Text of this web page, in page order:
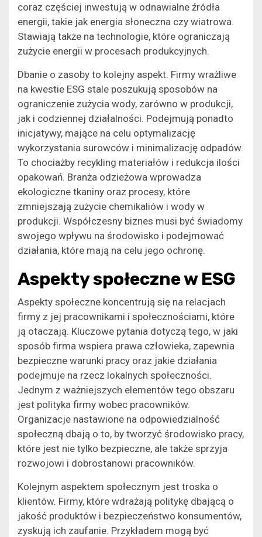
coraz częściej inwestują w odnawialne źródła
energii, takie jak energia słoneczna czy wiatrowa.
Stawiają także na technologie, które ograniczają
zużycie energii w procesach produkcyjnych.
Dbanie o zasoby to kolejny aspekt. Firmy wrażliwe
na kwestie ESG stale poszukują sposobów na
ograniczenie zużycia wody, zarówno w produkcji,
jak i codziennej działalności. Podejmują ponadto
inicjatywy, mające na celu optymalizację
wykorzystania surowców i minimalizację odpadów.
To chociażby recykling materiałów i redukcja ilości
opakowań. Branża odzieżowa wprowadza
ekologiczne tkaniny oraz procesy, które
zmniejszają zużycie chemikaliów i wody w
produkcji. Współczesny biznes musi być świadomy
swojego wpływu na środowisko i podejmować
działania, które mają na celu jego ochronę.
Aspekty społeczne w ESG
Aspekty społeczne koncentrują się na relacjach
firmy z jej pracownikami i społecznościami, które
ją otaczają. Kluczowe pytania dotyczą tego, w jaki
sposób firma wspiera prawa człowieka, zapewnia
bezpieczne warunki pracy oraz jakie działania
podejmuje na rzecz lokalnych społeczności.
Jednym z ważniejszych elementów tego obszaru
jest polityka firmy wobec pracowników.
Organizacje nastawione na odpowiedzialność
społeczną dbają o to, by tworzyć środowisko pracy,
które jest nie tylko bezpieczne, ale także sprzyja
rozwojowi i dobrostanowi pracowników.
Kolejnym aspektem społecznym jest troska o
klientów. Firmy, które wdrażają politykę dbającą o
jakość produktów i bezpieczeństwo konsumentów,
zyskują ich zaufanie. Przykładem mogą być